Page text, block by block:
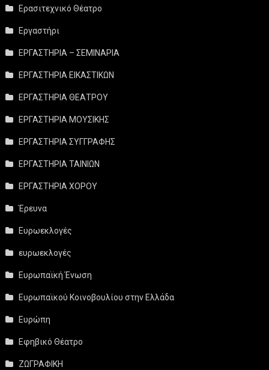
Ερασιτεχνικό Θέατρο
Εργαστήρι
ΕΡΓΑΣΤΗΡΙΑ – ΣΕΜΙΝΑΡΙΑ
ΕΡΓΑΣΤΗΡΙΑ ΕΙΚΑΣΤΙΚΩΝ
ΕΡΓΑΣΤΗΡΙΑ ΘΕΑΤΡΟΥ
ΕΡΓΑΣΤΗΡΙΑ ΜΟΥΣΙΚΗΣ
ΕΡΓΑΣΤΗΡΙΑ ΣΥΓΓΡΑΦΗΣ
ΕΡΓΑΣΤΗΡΙΑ ΤΑΙΝΙΩΝ
ΕΡΓΑΣΤΗΡΙΑ ΧΟΡΟΥ
Έρευνα
Ευρωεκλογές
ευρωεκλογές
Ευρωπαϊκή Ένωση
Ευρωπαϊκού Κοινοβουλίου στην Ελλάδα
Ευρώπη
Εφηβικό Θέατρο
ΖΩΓΡΑΦΙΚΗ